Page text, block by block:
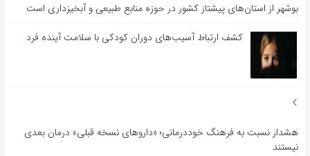
بوشهر از استان‌های پیشتاز کشور در حوزه منابع طبیعی و آبخیزداری است
کشف ارتباط آسیب‌های دوران کودکی با سلامت آینده فرد
هشدار نسبت به فرهنگ خوددرمانی؛ «داروهای نسخه قبلی» درمان بعدی
نیستند